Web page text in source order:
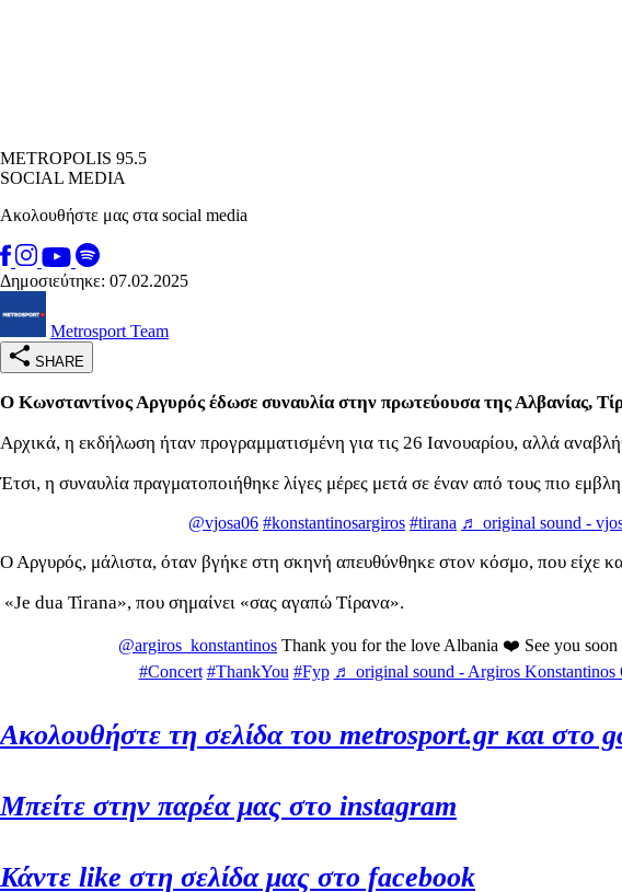
METROPOLIS 95.5
SOCIAL MEDIA
Ακολουθήστε μας στα social media
Δημοσιεύτηκε: 07.02.2025
Metrosport Team
SHARE
O Κωνσταντίνος Αργυρός έδωσε συναυλία στην πρωτεύουσα της Αλβανίας,
Αρχικά, η εκδήλωση ήταν προγραμματισμένη για τις 26 Ιανουαρίου, αλλά
Έτσι, η συναυλία πραγματοποιήθηκε λίγες μέρες μετά σε έναν από τους πιο
@vjosa06 #konstantinosargiros #tirana ♬ original sound -
Ο Αργυρός, μάλιστα, όταν βγήκε στη σκηνή απευθύνθηκε στον κόσμο, που είχε
«Je dua Tirana», που σημαίνει «σας αγαπώ Τίρανα».
@argiros_konstantinos Thank you for the love Albania ❤️ See you soon
#Concert #ThankYou #Fyp ♬ original sound - Argiros
Ακολουθήστε τη σελίδα του metrosport.gr και στο
Μπείτε στην παρέα μας στο instagram
Κάντε like στη σελίδα μας στο facebook